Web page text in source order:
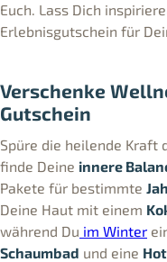
Euch. Lass Dich
Erlebnisgutschein für
Verschenke
Gutschein
Spüre die heilende Kraft
finde Deine innere
Pakete für bestimmte
Deine Haut mit einem
während Du im Winter
Schaumbad und eine